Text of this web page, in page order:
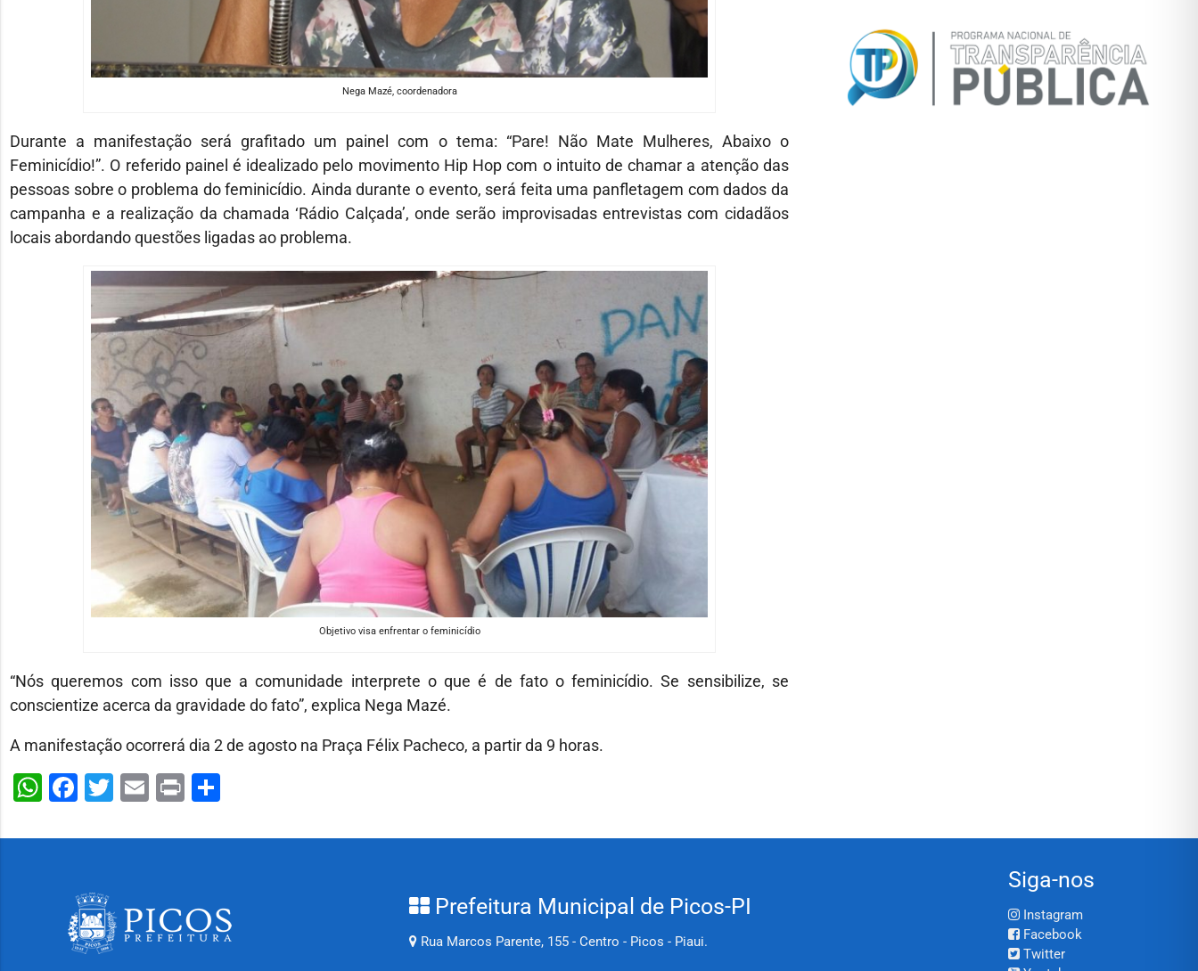
Nega Mazé, coordenadora
Durante a manifestação será grafitado um painel com o tema: “Pare! Não Mate Mulheres, Abaixo o
Feminicídio!”. O referido painel é idealizado pelo movimento Hip Hop com o intuito de chamar a atenção das
pessoas sobre o problema do feminicídio. Ainda durante o evento, será feita uma panfletagem com dados da
campanha e a realização da chamada ‘Rádio Calçada’, onde serão improvisadas entrevistas com cidadãos
locais abordando questões ligadas ao problema.
Objetivo visa enfrentar o feminicídio
“Nós queremos com isso que a comunidade interprete o que é de fato o feminicídio. Se sensibilize, se
conscientize acerca da gravidade do fato”, explica Nega Mazé.
A manifestação ocorrerá dia 2 de agosto na Praça Félix Pacheco, a partir da 9 horas.
WhatsApp
Facebook
Twitter
Email
Print
Prefeitura Municipal de Picos-PI
Rua Marcos Parente, 155 - Centro - Picos - Piaui.
Siga-nos
Instagram
Facebook
Twitter